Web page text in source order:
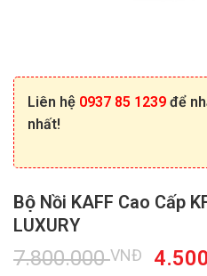
Liên hệ 0937 85 1239 để
nhất!
Bộ Nồi KAFF Cao Cấp
LUXURY
7.800.000VNĐ
Giá